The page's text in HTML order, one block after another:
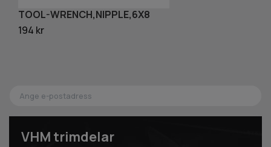
VHM trimdelar
TOOL-WRENCH,NIPPLE,6X8
194 kr